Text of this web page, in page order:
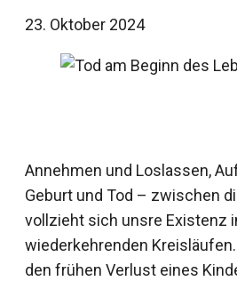
23. Oktober 2024
Annehmen und Loslassen,
Geburt und Tod – zwischen
vollzieht sich unsre Existenz
wiederkehrenden
den frühen Verlust eines